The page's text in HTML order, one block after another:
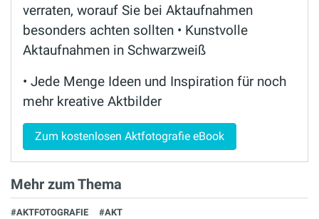
verraten, worauf Sie bei Aktaufnahmen
besonders achten sollten • Kunstvolle
Aktaufnahmen in Schwarzweiß
• Jede Menge Ideen und Inspiration für noch
mehr kreative Aktbilder
Zum kostenlosen Aktfotografie eBook
Mehr zum Thema
#AKTFOTOGRAFIE #AKT